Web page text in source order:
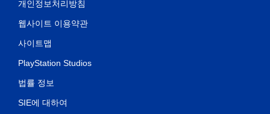
개인정보처리방침
웹사이트 이용약관
사이트맵
PlayStation Studios
법률 정보
SIE에 대하여